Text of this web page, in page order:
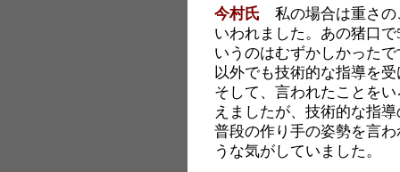
今村氏 私の場合は重さの
いわれました。あの猪口
いうのはむずかしかった
以外でも技術的な指導を
そして、言われたことを
えましたが、技術的な指
普段の作り手の姿勢を言
うな気がしていました。